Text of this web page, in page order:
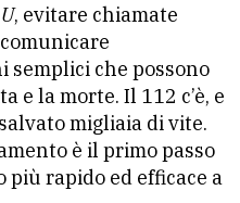
, evitare chiamate
semplici che possono
e la morte. Il 112 c’è, e
migliaia di vite.
è il primo passo
rapido ed efficace a